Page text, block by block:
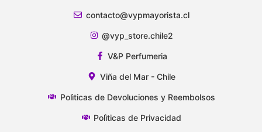
contacto@vypmayorista.cl
@vyp_store.chile2
V&P Perfumeria
Viña del Mar - Chile
Polìticas de Devoluciones y Reembolsos
Polìticas de Privacidad